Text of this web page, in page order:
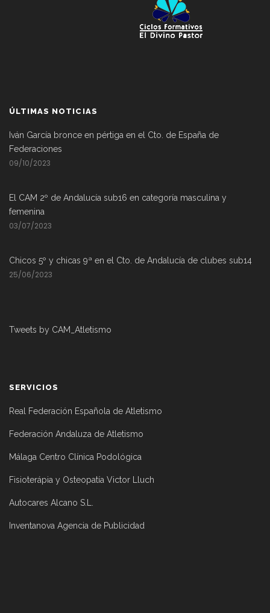
ÚLTIMAS NOTICIAS
Iván García bronce en pértiga en el Cto. de España de
Federaciones
09/10/2023
El CAM 2º de Andalucía sub16 en categoría masculina y
femenina
03/07/2023
Chicos 5º y chicas 9ª en el Cto. de Andalucía de clubes sub14
25/06/2023
Tweets by CAM_Atletismo
SERVICIOS
Real Federación Española de Atletismo
Federación Andaluza de Atletismo
Málaga Centro Clínica Podológica
Fisioterápia y Osteopatía Victor Lluch
Autocares Alcano S.L.
Inventanova Agencia de Publicidad